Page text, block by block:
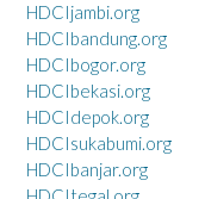
HDCIjambi.org
HDCIbandung.org
HDCIbogor.org
HDCIbekasi.org
HDCIdepok.org
HDCIsukabumi.org
HDCIbanjar.org